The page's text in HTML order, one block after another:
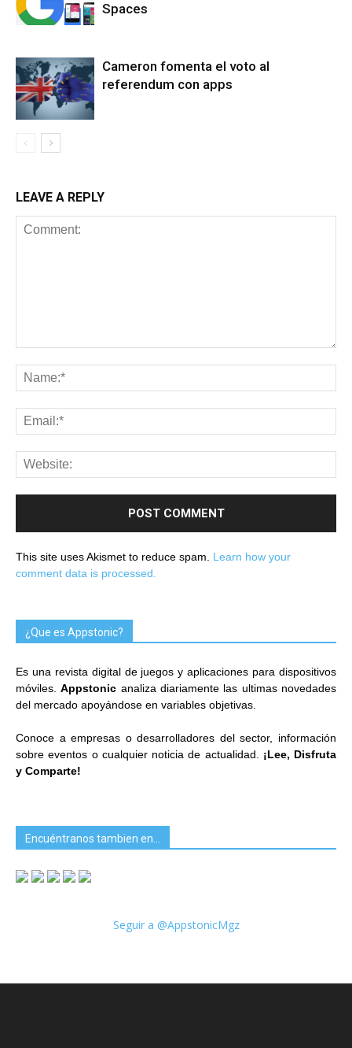
Spaces
Cameron fomenta el voto al
referendum con apps
LEAVE A REPLY
This site uses Akismet to reduce spam. Learn how your
comment data is processed.
¿Que es Appstonic?
Es una revista digital de juegos y aplicaciones para dispositivos
móviles.Appstonic analiza diariamente las ultimas novedades
del mercado apoyándose en variables objetivas.
Conoce a empresas o desarrolladores del sector, información
sobre eventos o cualquier noticia de actualidad. ¡Lee, Disfruta
y Comparte!
Encuéntranos tambien en…
Seguir a @AppstonicMgz